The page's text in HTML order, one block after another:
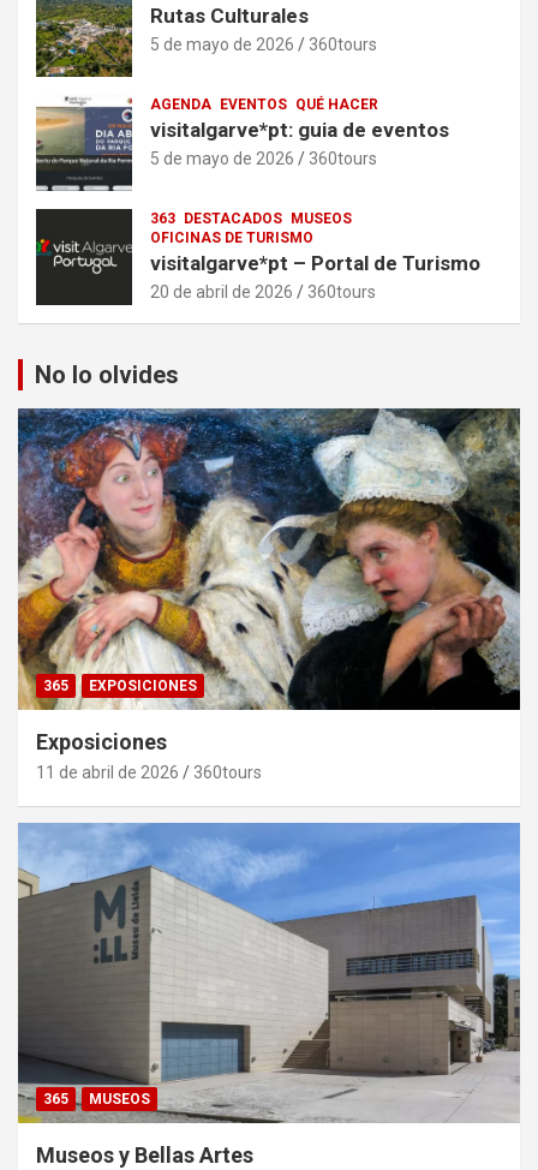
Rutas Culturales
5 de mayo de 2026 360tours
AGENDA EVENTOS QUÉ HACER
visitalgarve*pt: guia de eventos
5 de mayo de 2026 360tours
363 DESTACADOS MUSEOS
OFICINAS DE TURISMO
visitalgarve*pt – Portal de Turismo
20 de abril de 2026 360tours
No lo olvides
365 EXPOSICIONES
Exposiciones
11 de abril de 2026 360tours
365 MUSEOS
Museos y Bellas Artes